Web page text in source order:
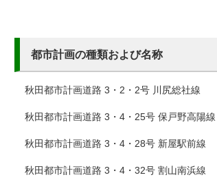
都市計画の種類および名称
秋田都市計画道路 3・2・2号 川尻総社線
秋田都市計画道路 3・4・25号 保戸野高陽線
秋田都市計画道路 3・4・28号 新屋駅前線
秋田都市計画道路 3・4・32号 割山南浜線